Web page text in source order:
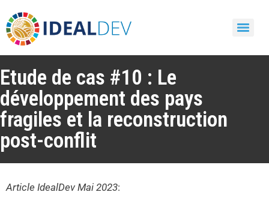
Etude de cas #10 : Le
développement des pays
fragiles et la reconstruction
post-conflit
Article IdealDev Mai 2023: